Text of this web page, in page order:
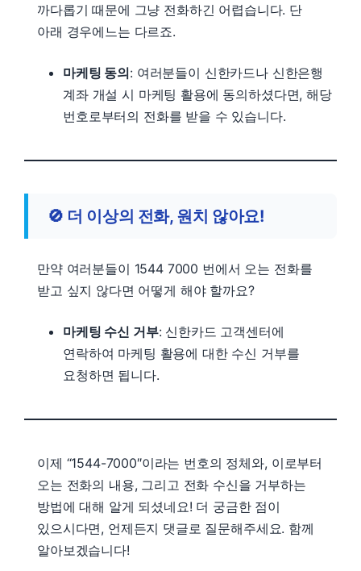
까다롭기 때문에 그냥 전화하긴 어렵습니다. 단
아래 경우에느는 다르죠.
마케팅 동의: 여러분들이 신한카드나 신한은행
계좌 개설 시 마케팅 활용에 동의하셨다면, 해당
번호로부터의 전화를 받을 수 있습니다.
🚫 더 이상의 전화, 원치 않아요!
만약 여러분들이 1544 7000 번에서 오는 전화를
받고 싶지 않다면 어떻게 해야 할까요?
마케팅 수신 거부: 신한카드 고객센터에
연락하여 마케팅 활용에 대한 수신 거부를
요청하면 됩니다.
이제 “1544-7000″이라는 번호의 정체와, 이로부터
오는 전화의 내용, 그리고 전화 수신을 거부하는
방법에 대해 알게 되셨네요! 더 궁금한 점이
있으시다면, 언제든지 댓글로 질문해주세요. 함께
알아보겠습니다!